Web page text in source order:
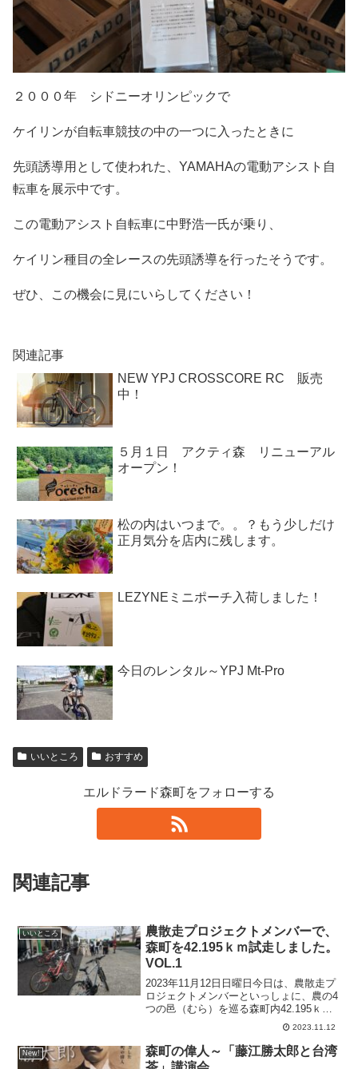
２０００年 シドニーオリンピックで
ケイリンが自転車競技の中の一つに入ったときに
先頭誘導用として使われた、YAMAHAの電動アシスト自
転車を展示中です。
この電動アシスト自転車に中野浩一氏が乗り、
ケイリン種目の全レースの先頭誘導を行ったそうです。
ぜひ、この機会に見にいらしてください！
関連記事
NEW YPJ CROSSCORE RC 販売
中！
５月１日 アクティ森 リニューアル
オープン！
松の内はいつまで。。？もう少しだけ
正月気分を店内に残します。
LEZYNEミニポーチ入荷しました！
今日のレンタル～YPJ Mt-Pro
いいところ おすすめ
エルドラード森町をフォローする
関連記事
いいところ
農散走プロジェクトメンバーで、
森町を42.195ｋｍ試走しました。
VOL.1
2023年11月12日日曜日今日は、農散走プ
ロジェクトメンバーといっしょに、農の4
つの邑（むら）を巡る森町内42.195ｋｍ
をe-Bikeで走ります。サイクルマップ作
成のための試走です。どんな農の風景を
見ることができるのか、楽しみです。
AM...
2023.11.12
New!
森町の偉人～「藤江勝太郎と台湾